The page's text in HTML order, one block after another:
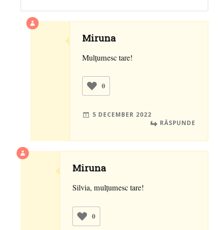
Miruna
Mulțumesc tare!
0
5 DECEMBER 2022
RĂSPUNDE
Miruna
Silvia, mulțumesc tare!
0